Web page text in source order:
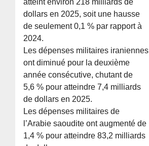
dollars en 2025, soit une hausse
de seulement 0,1 % par rapport à
2024.
Les dépenses militaires iraniennes
ont diminué pour la deuxième
année consécutive, chutant de
5,6 % pour atteindre 7,4 milliards
de dollars en 2025.
Les dépenses militaires de
l’Arabie saoudite ont augmenté de
1,4 % pour atteindre 83,2 milliards